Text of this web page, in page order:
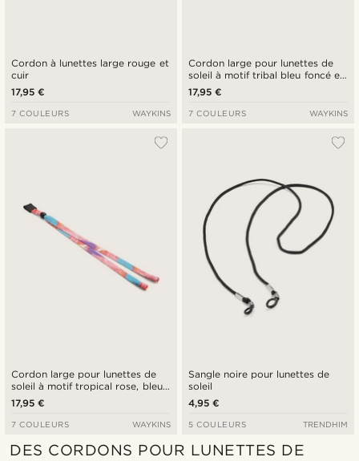
Cordon à lunettes large rouge et
cuir
17,95 €
7 COULEURS WAYKINS
Cordon large pour lunettes de
soleil à motif tribal bleu foncé et
cuir
17,95 €
7 COULEURS WAYKINS
Cordon large pour lunettes de
soleil à motif tropical rose, bleu
et cuir
17,95 €
7 COULEURS WAYKINS
Sangle noire pour lunettes de
soleil
4,95 €
5 COULEURS TRENDHIM
DES CORDONS POUR LUNETTES DE